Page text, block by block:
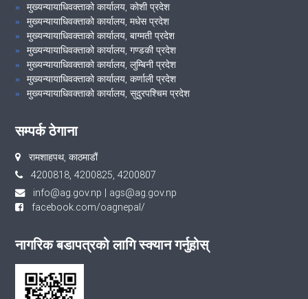
मुख्यन्यायाधिवक्ताको कार्यालय, कोशी प्रदेश
मुख्यन्यायाधिवक्ताको कार्यालय, मधेस प्रदेश
मुख्यन्यायाधिवक्ताको कार्यालय, बाग्मती प्रदेश
मुख्यन्यायाधिवक्ताको कार्यालय, गण्डकी प्रदेश
मुख्यन्यायाधिवक्ताको कार्यालय, लुम्बिनी प्रदेश
मुख्यन्यायाधिवक्ताको कार्यालय, कर्णाली प्रदेश
मुख्यन्यायाधिवक्ताको कार्यालय, सुदुरपश्चिम प्रदेश
सम्पर्क ठेगाना
रामशाहपथ, काठमाडौं
4200818, 4200825, 4200807
info@ag.gov.np
ags@ag.gov.np
facebook.com/oagnepal/
नागरिक बडापत्रको लागि स्क्यान गर्नुहोस्